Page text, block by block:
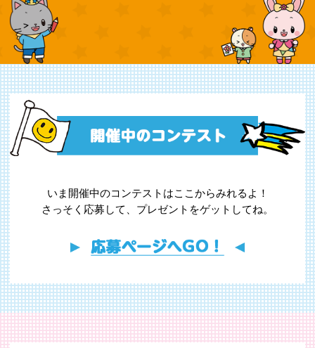
いま開催中のコンテストはここからみれるよ！
さっそく応募して、プレゼントをゲットしてね。